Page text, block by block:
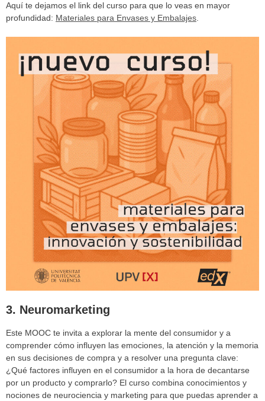
Aquí te dejamos el link del curso para que lo veas en mayor
profundidad: Materiales para Envases y Embalajes.
3. Neuromarketing
Este MOOC te invita a explorar la mente del consumidor y a
comprender cómo influyen las emociones, la atención y la memoria
en sus decisiones de compra y a resolver una pregunta clave:
¿Qué factores influyen en el consumidor a la hora de decantarse
por un producto y comprarlo? El curso combina conocimientos y
nociones de neurociencia y marketing para que puedas aprender a